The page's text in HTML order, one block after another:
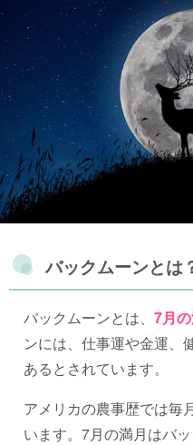
バックムーンとは
バックムーンとは、 7月
ンには、仕事運や金運、
あるとされています。
アメリカの農事歴では毎
います。7月の満月はバ